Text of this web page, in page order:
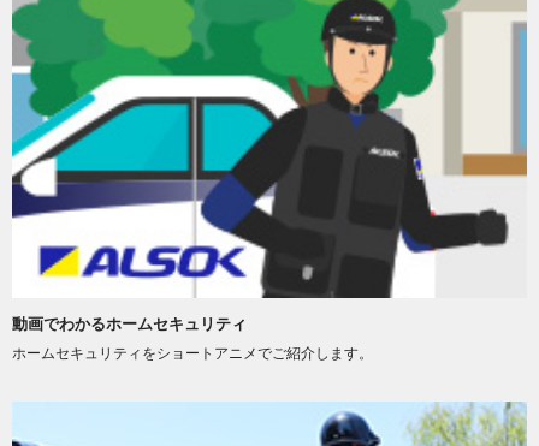
動画でわかるホームセキュリティ
ホームセキュリティをショートアニメでご紹介します。